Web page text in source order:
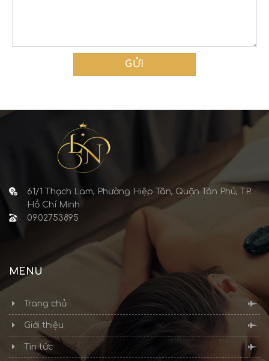
61/1 Thạch Lam, Phường Hiệp Tân, Quận Tân Phú, TP.
Hồ Chí Minh
0902753895
MENU
Trang chủ
Giới thiệu
Tin tức